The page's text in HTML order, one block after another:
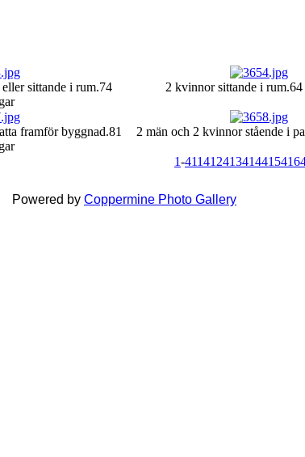
sittande i rum.74
2 kvinnor sittande i rum.64
framför byggnad.81
2 män och 2 kvinnor stående i
1-411412413414415416
Powered by Coppermine Photo Gallery